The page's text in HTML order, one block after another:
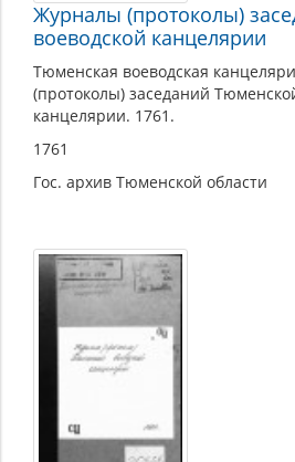
Журналы (протоколы)
воеводской канцелярии
Тюменская воеводская
(протоколы) заседаний
канцелярии. 1761.
1761
Гос. архив Тюменской области